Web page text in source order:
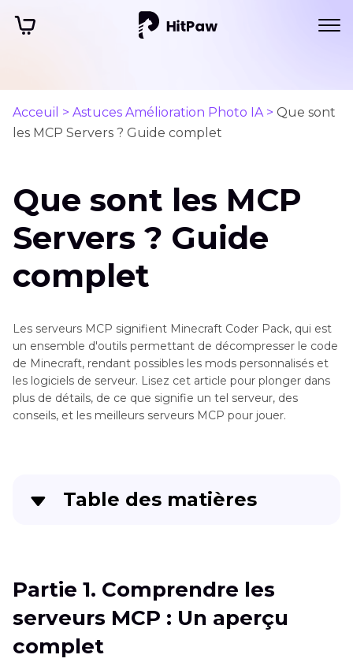
Acceuil > Astuces Amélioration Photo IA > Que sont
les MCP Servers ? Guide complet
Que sont les MCP
Servers ? Guide
complet
Les serveurs MCP signifient Minecraft Coder Pack, qui est
un ensemble d'outils permettant de décompresser le code
de Minecraft, rendant possibles les mods personnalisés et
les logiciels de serveur. Lisez cet article pour plonger dans
plus de détails, de ce que signifie un tel serveur, des
conseils, et les meilleurs serveurs MCP pour jouer.
Table des matières
Partie 2. Meilleurs serveurs MCP pour jouer en
2025
Partie 3. Conseils pour jouer sur les serveurs
Partie 1. Comprendre les
serveurs MCP : Un aperçu
complet